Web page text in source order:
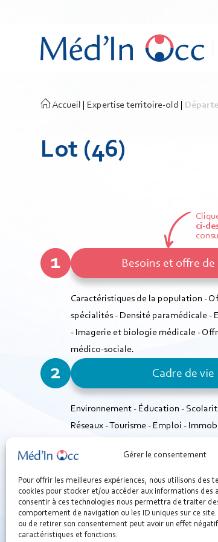
Gérer le consentement
Pour offrir les meilleures expériences, nous utilisons des
cookies pour stocker et/ou accéder aux informations des
consentir à ces technologies nous permettra de traiter
comportement de navigation ou les ID uniques sur ce
ou de retirer son consentement peut avoir un effet
caractéristiques et fonctions.
Accueil Expertise territoire-old
Lot (46)
ci-
Besoins et offre de
Caractéristiques de la population -
spécialités - Densité paramédicale -
- Imagerie et biologie médicale -
médico-sociale.
Cadre de vie
Environnement - Éducation -
Réseaux - Tourisme - Emploi -
Je souhaite être
Pour un diagnostic personnalisé
d’installation sur un bassin de vie​.